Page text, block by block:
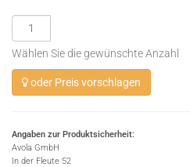
Wählen Sie die gewünschte Anzahl
oder Preis vorschlagen
Angaben zur Produktsicherheit:
Avola GmbH
In der Fleute 52